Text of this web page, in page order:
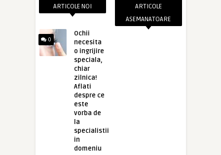
ARTICOLE NOI
0
Ochii
necesita
o ingrijire
speciala,
chiar
zilnica!
Aflati
despre ce
este
vorba de
la
specialistii
in
domeniu
ARTICOLE
ASEMANATOARE